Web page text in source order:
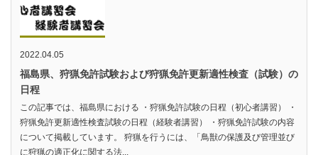
2022.04.05
福島県、狩猟免許試験および狩猟免許更新適性検査（試験）の
日程
この記事では、福島県における ・狩猟免許試験の日程（初心者講習） ・
狩猟免許更新適性検査試験の日程（経験者講習） ・狩猟免許試験の内容
について掲載しています。 狩猟を行うには、「鳥獣の保護及び管理並び
に狩猟の適正化に関する法...